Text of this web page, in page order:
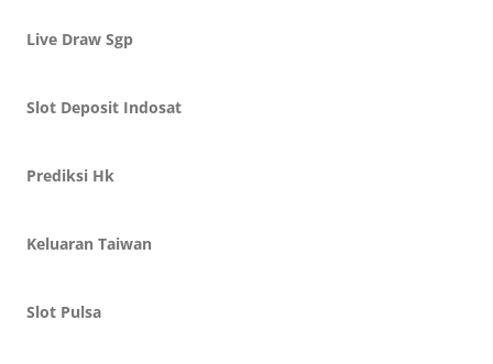
Live Draw Sgp
Slot Deposit Indosat
Prediksi Hk
Keluaran Taiwan
Slot Pulsa